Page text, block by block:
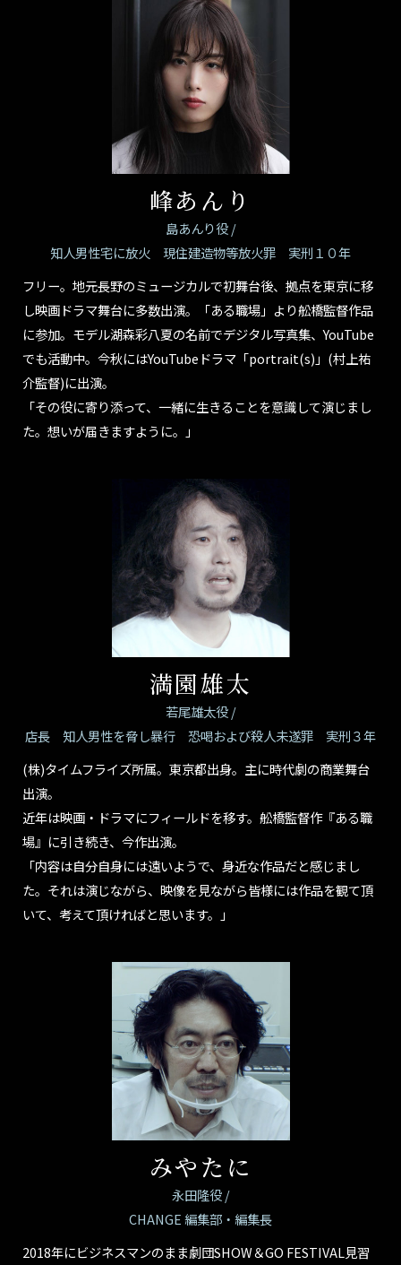
峰あんり
島あんり役 /
知人男性宅に放火 現住建造物等放火罪 実刑１０年
フリー。地元長野のミュージカルで初舞台後、拠点を東京に移
し映画ドラマ舞台に多数出演。「ある職場」より舩橋監督作品
に参加。モデル湖森彩八夏の名前でデジタル写真集、YouTube
でも活動中。今秋にはYouTubeドラマ「portrait(s)」(村上祐
介監督)に出演。
「その役に寄り添って、一緒に生きることを意識して演じまし
た。想いが届きますように。」
満園雄太
若尾雄太役 /
店長 知人男性を脅し暴行 恐喝および殺人未遂罪 実刑３年
(株)タイムフライズ所属。東京都出身。主に時代劇の商業舞台
出演。
近年は映画・ドラマにフィールドを移す。舩橋監督作『ある職
場』に引き続き、今作出演。
「内容は自分自身には遠いようで、身近な作品だと感じまし
た。それは演じながら、映像を見ながら皆様には作品を観て頂
いて、考えて頂ければと思います。」
みやたに
永田隆役 /
CHANGE 編集部・編集長
2018年にビジネスマンのまま劇団SHOW＆GO FESTIVAL見習